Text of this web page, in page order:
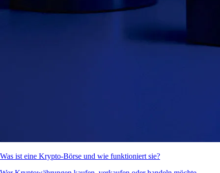
Was ist eine Krypto-Börse und wie funktioniert sie?